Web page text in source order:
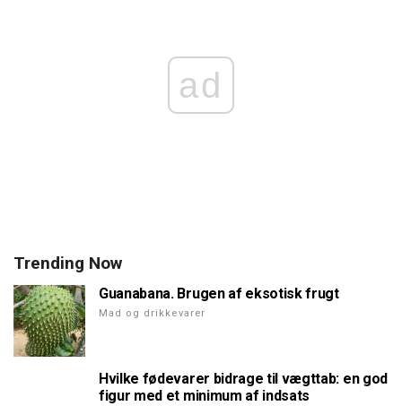
ad
Trending Now
Guanabana. Brugen af eksotisk frugt
Mad og drikkevarer
Hvilke fødevarer bidrage til vægttab: en god
figur med et minimum af indsats